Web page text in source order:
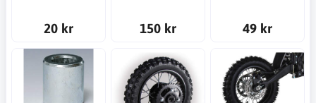
20 kr 150 kr 49 kr